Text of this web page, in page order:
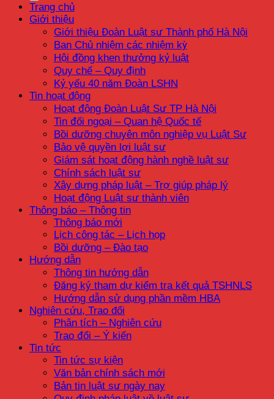
Trang chủ
Giới thiệu
Giới thiệu Đoàn Luật sư Thành phố Hà Nội
Ban Chủ nhiệm các nhiệm kỳ
Hội đồng khen thưởng kỷ luật
Quy chế – Quy định
Kỷ yếu 40 năm Đoàn LSHN
Tin hoạt động
Hoạt động Đoàn Luật Sư TP Hà Nội
Tin đối ngoại – Quan hệ Quốc tế
Bồi dưỡng chuyên môn nghiệp vụ Luật Sư
Bảo vệ quyền lợi luật sư
Giám sát hoạt động hành nghề luật sư
Chính sách luật sư
Xây dựng pháp luật – Trợ giúp pháp lý
Hoạt động Luật sư thành viên
Thông báo – Thông tin
Thông báo mới
Lịch công tác – Lịch họp
Bồi dưỡng – Đào tạo
Hướng dẫn
Thông tin hướng dẫn
Đăng ký tham dự kiểm tra kết quả TSHNLS
Hướng dẫn sử dụng phần mềm HBA
Nghiên cứu, Trao đổi
Phân tích – Nghiên cứu
Trao đổi – Ý kiến
Tin tức
Tin tức sự kiện
Văn bản chính sách mới
Bản tin luật sư ngày nay